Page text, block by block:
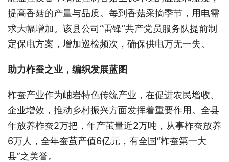
提高香菇的产量与品质。每到香菇采摘季节，用电需
求大幅增加。该县公司“雷锋”共产党员服务队提前制
定保电方案，增加巡检频次，确保供电万无一失。
助力柞蚕之业，编织发展蓝图
柞蚕产业作为岫岩特色传统产业，在促进农民增收、
企业增效，推动乡村振兴方面发挥着重要作用。全县
年放养柞蚕2万把，年产茧量近2万吨，从事柞蚕放养
6万人，全年蚕茧产值6亿元，有全国“柞蚕第一大
县”之美誉。